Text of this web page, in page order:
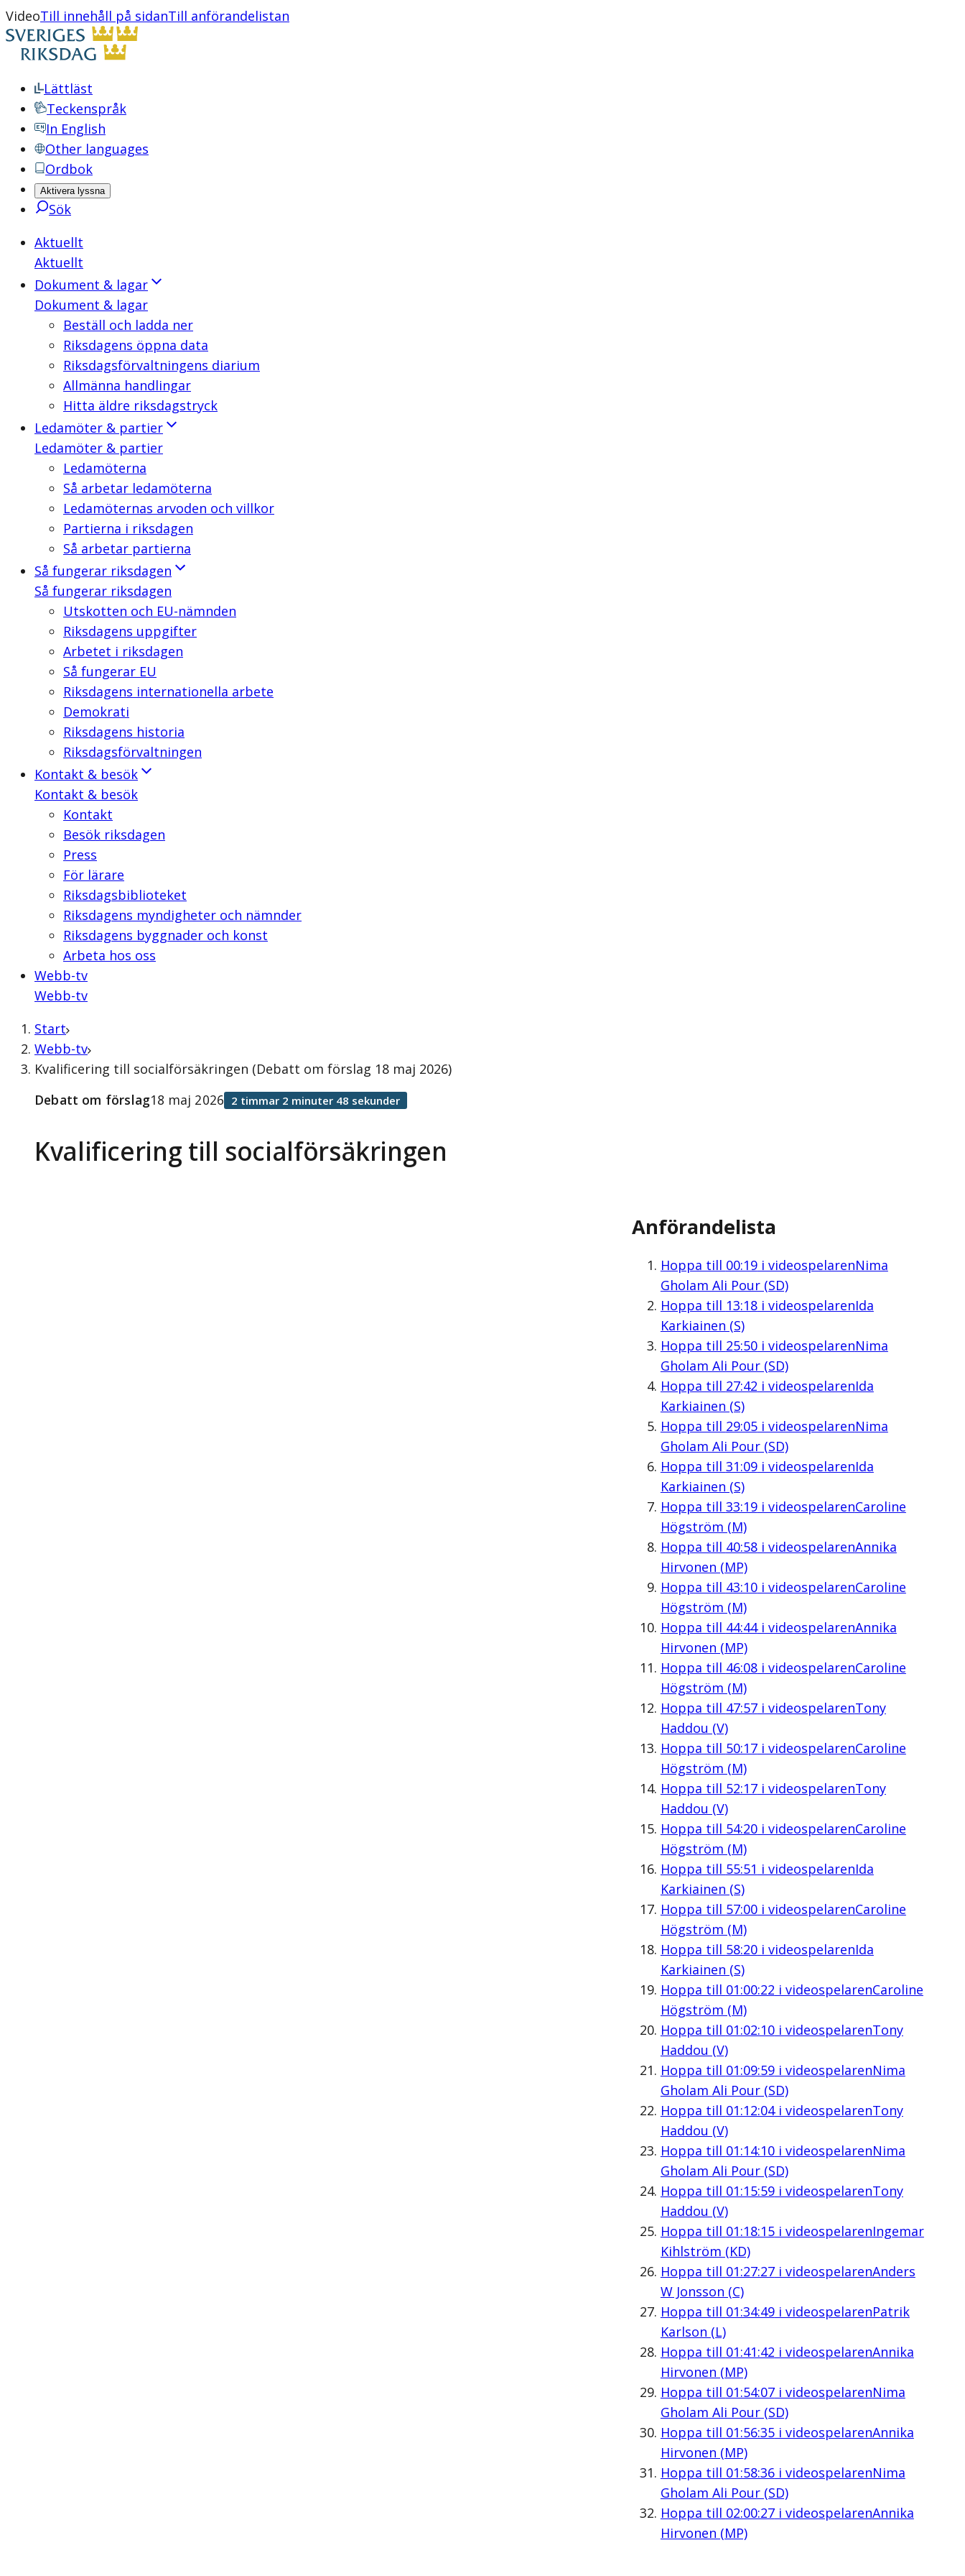
VideoTill innehåll på sidanTill anförandelistan
Lättläst
Teckenspråk
In English
Other languages
Ordbok
Aktivera lyssna
Sök
Aktuellt
Aktuellt
Dokument & lagar
Dokument & lagar
Beställ och ladda ner
Riksdagens öppna data
Riksdagsförvaltningens diarium
Allmänna handlingar
Hitta äldre riksdagstryck
Ledamöter & partier
Ledamöter & partier
Ledamöterna
Så arbetar ledamöterna
Ledamöternas arvoden och villkor
Partierna i riksdagen
Så arbetar partierna
Så fungerar riksdagen
Så fungerar riksdagen
Utskotten och EU-nämnden
Riksdagens uppgifter
Arbetet i riksdagen
Så fungerar EU
Riksdagens internationella arbete
Demokrati
Riksdagens historia
Riksdagsförvaltningen
Kontakt & besök
Kontakt & besök
Kontakt
Besök riksdagen
Press
För lärare
Riksdagsbiblioteket
Riksdagens myndigheter och nämnder
Riksdagens byggnader och konst
Arbeta hos oss
Webb-tv
Webb-tv
Start
Webb-tv
Kvalificering till socialförsäkringen (Debatt om förslag 18 maj 2026)
Kvalificering till socialförsäkringen
Debatt om förslag18 maj 2026 2 timmar 2 minuter 48 sekunder
Anförandelista
Hoppa till 00:19i videospelarenNima
Gholam Ali Pour (SD)
Hoppa till 13:18i videospelarenIda
Karkiainen (S)
Hoppa till 25:50i videospelarenNima
Gholam Ali Pour (SD)
Hoppa till 27:42 i videospelarenIda
Karkiainen (S)
Hoppa till 29:05i videospelarenNima
Gholam Ali Pour (SD)
Hoppa till 31:09i videospelarenIda
Karkiainen (S)
Hoppa till 33:19i videospelarenCaroline
Högström (M)
Hoppa till 40:58i videospelarenAnnika
Hirvonen (MP)
Hoppa till 43:10i videospelarenCaroline
Högström (M)
Hoppa till 44:44i videospelarenAnnika
Hirvonen (MP)
Hoppa till 46:08i videospelarenCaroline
Högström (M)
Hoppa till 47:57i videospelarenTony
Haddou (V)
Hoppa till 50:17i videospelarenCaroline
Högström (M)
Hoppa till 52:17i videospelarenTony
Haddou (V)
Hoppa till 54:20i videospelarenCaroline
Högström (M)
Hoppa till 55:51 i videospelarenIda
Karkiainen (S)
Hoppa till 57:00i videospelarenCaroline
Högström (M)
Hoppa till 58:20i videospelarenIda
Karkiainen (S)
Hoppa till 01:00:22 i videospelarenCaroline
Högström (M)
Hoppa till 01:02:10i videospelarenTony
Haddou (V)
Hoppa till 01:09:59i videospelarenNima
Gholam Ali Pour (SD)
Hoppa till 01:12:04i videospelarenTony
Haddou (V)
Hoppa till 01:14:10i videospelarenNima
Gholam Ali Pour (SD)
Hoppa till 01:15:59i videospelarenTony
Haddou (V)
Hoppa till 01:18:15i videospelarenIngemar
Kihlström (KD)
Hoppa till 01:27:27i videospelarenAnders
W Jonsson (C)
Hoppa till 01:34:49i videospelarenPatrik
Karlson (L)
Hoppa till 01:41:42 i videospelarenAnnika
Hirvonen (MP)
Hoppa till 01:54:07i videospelarenNima
Gholam Ali Pour (SD)
Hoppa till 01:56:35i videospelarenAnnika
Hirvonen (MP)
Hoppa till 01:58:36i videospelarenNima
Gholam Ali Pour (SD)
Hoppa till 02:00:27i videospelarenAnnika
Hirvonen (MP)